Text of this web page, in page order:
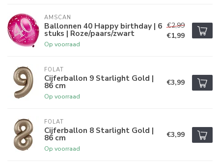
AMSCAN
Ballonnen 40 Happy birthday | 6
stuks | Roze/paars/zwart
Op voorraad
€2,99
€1,99
FOLAT
Cijferballon 9 Starlight Gold |
86 cm
Op voorraad
€3,99
FOLAT
Cijferballon 8 Starlight Gold |
86 cm
Op voorraad
€3,99